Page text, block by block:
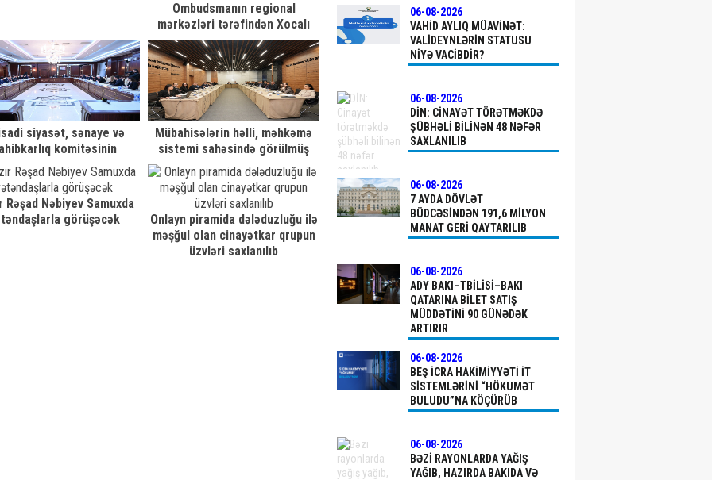
Ombudsmanın regional
mərkəzləri tərəfindən Xocalı
soyqırımının 33-cü ildönümünə
həsr olunmuş silsilə tədbirlər
keçirilib
siyasət, sənaye və
komitəsinin
iclasında
Mübahisələrin həlli, məhkəmə
sistemi sahəsində görülmüş
işlər və qarşıda duran hədəflər
müzakirə edilib
Rəşad Nəbiyev Samuxda
görüşəcək
Onlayn piramida dələduzluğu ilə
məşğul olan cinayətkar qrupun
üzvləri saxlanılıb
06-08-2026
VAHID AYLIQ MÜAVINƏT:
VALIDEYNLƏRIN STATUSU
NIYƏ VACIBDIR?
06-08-2026
DİN: CINAYƏT TÖRƏTMƏKDƏ
ŞÜBHƏLI BILINƏN 48 NƏFƏR
SAXLANILIB
06-08-2026
7 AYDA DÖVLƏT
BÜDCƏSINDƏN 191,6 MILYON
MANAT GERI QAYTARILIB
06-08-2026
ADY BAKI–TBILISI–BAKI
QATARINA BILET SATIŞ
MÜDDƏTINI 90 GÜNƏDƏK
ARTIRIR
06-08-2026
BEŞ İCRA HAKIMIYYƏTI İT
SISTEMLƏRINI “HÖKUMƏT
BULUDU”NA KÖÇÜRÜB
06-08-2026
BƏZI RAYONLARDA YAĞIŞ
YAĞIB, HAZIRDA BAKIDA VƏ